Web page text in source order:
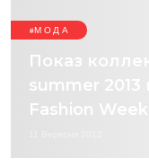
МОДА
Показ
summer 2013
Fashion Week